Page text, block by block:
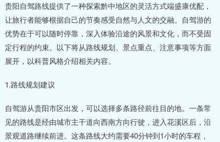
贵阳自驾路线提供了一种探索黔中地区的灵活方式端盛康优配，
让旅行者能够根据自己的节奏感受自然与人文的交融。自驾游的
优势在于可以随时停靠，深入体验沿途的风景和文化，而不受固
定行程的约束。以下将从路线规划、景点重点、注意事项等方面
展开，以科普风格介绍相关内容。
1.路线规划建议
自驾游从贵阳市区出发，可以选择多条路径前往目的地。一条常
见的路线是经由城市主干道向西南方向行驶，进入花溪区后，沿
景观道路继续前进。这条路线大约需要40分钟到1小时的车程，